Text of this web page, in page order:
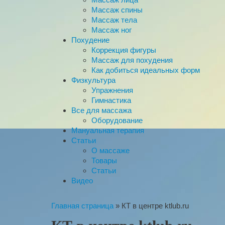
Массаж спины
Массаж тела
Массаж ног
Похудение
Коррекция фигуры
Массаж для похудения
Как добиться идеальных форм
Физкультура
Упражнения
Гимнастика
Все для массажа
Оборудование
Мануальная терапия
Статьи
О массаже
Товары
Статьи
Видео
Главная страница » КТ в центре ktlub.ru